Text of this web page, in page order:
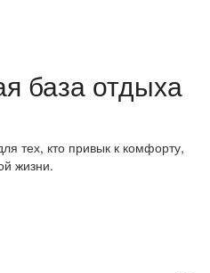
база отдыха
тех, кто привык к комфорту,
жизни.